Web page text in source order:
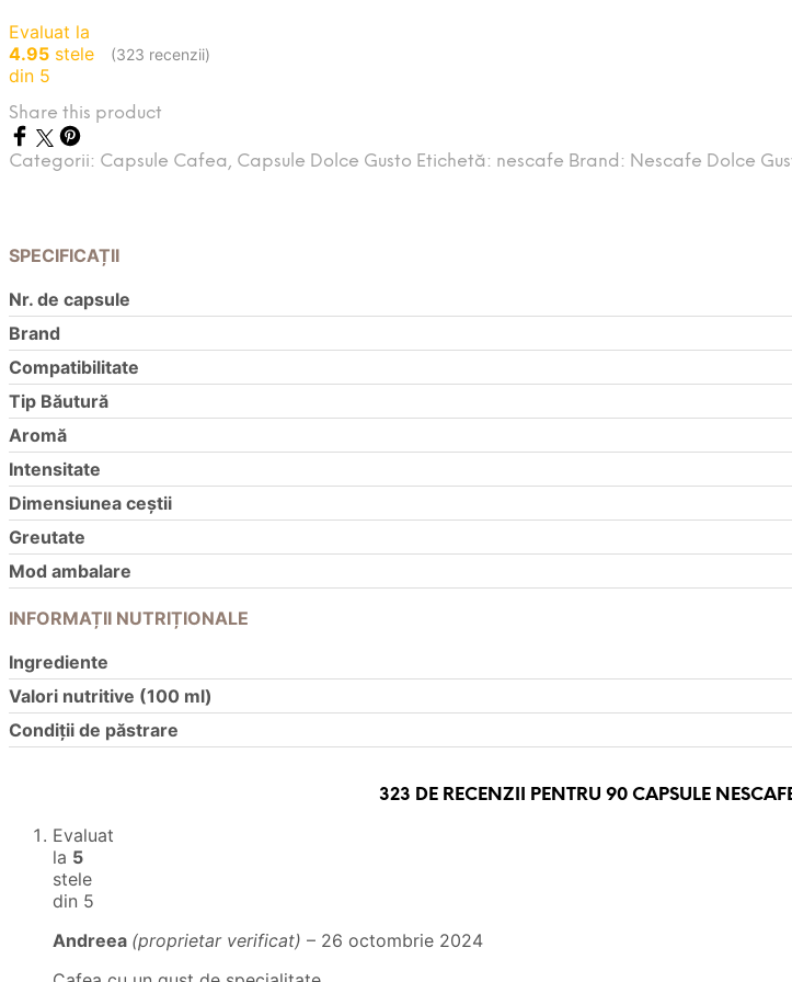
Evaluat la
4.95 stele
din 5
(323 recenzii)
Share this product
Categorii: Capsule Cafea, Capsule Dolce Gusto Etichetă: nescafe Brand: Nescafe Dolce
SPECIFICAȚII
Nr. de capsule
Brand
Compatibilitate
Tip Băutură
Aromă
Intensitate
Dimensiunea ceștii
Greutate
Mod ambalare
INFORMAȚII NUTRIȚIONALE
Ingrediente
Valori nutritive (100 ml)
Condiții de păstrare
323 DE RECENZII PENTRU 90 CAPSULE
Evaluat
la 5
stele
din 5
Andreea (proprietar verificat) – 26 octombrie 2024